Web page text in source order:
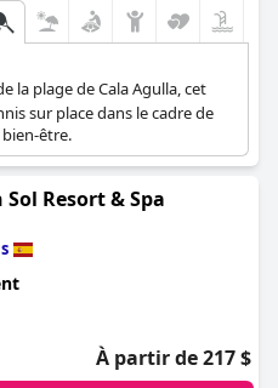
la plage de Cala Agulla, cet
sur place dans le cadre de
être.
Resort & Spa
À partir de 217 $